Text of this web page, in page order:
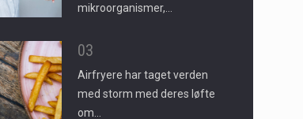
mikroorganismer,…
03
Airfryere har taget verden
med storm med deres løfte
om…